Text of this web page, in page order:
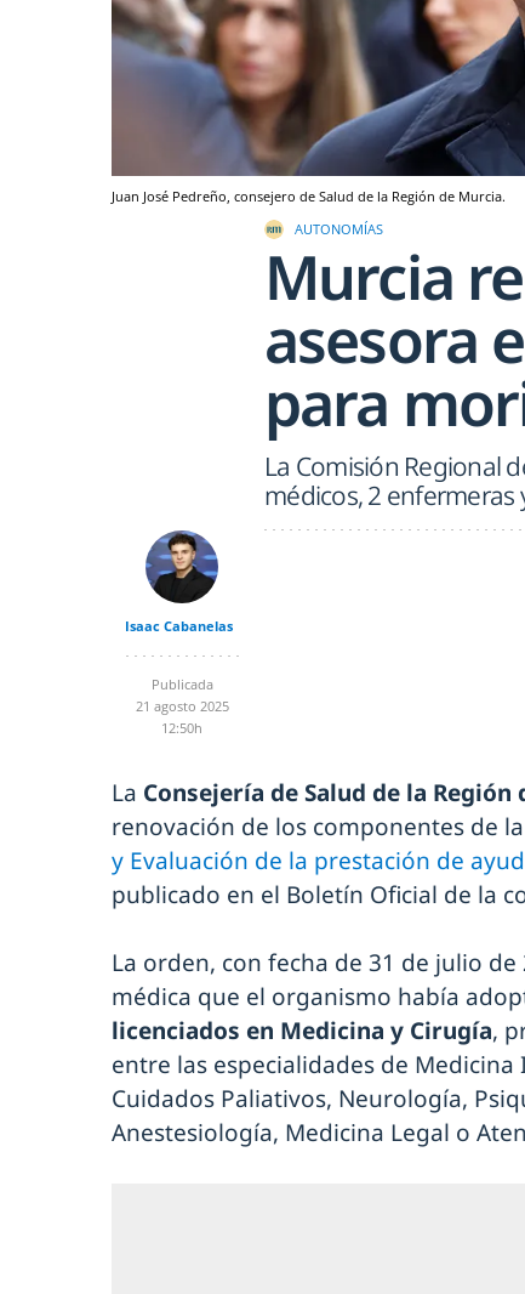
Juan José Pedreño, consejero de Salud de la Región de Murcia.
AUTONOMÍAS
Murcia
asesora
para
La Comisión Regional
médicos, 2 enfermeras
Isaac Cabanelas
Publicada
21 agosto 2025
12:50h
La Consejería de Salud de la Región
renovación de los componentes de la
y Evaluación de la prestación de
publicado en el Boletín Oficial de la
La orden, con fecha de 31 de julio
médica que el organismo había
licenciados en Medicina y Cirugía,
entre las especialidades de
Cuidados Paliativos, Neurología,
Anestesiología, Medicina Legal o